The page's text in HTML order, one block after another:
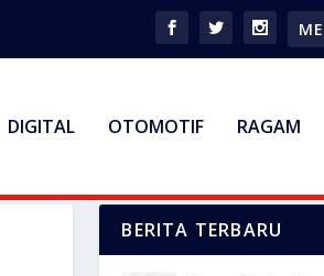
DIGITAL OTOMOTIF RAGAM
BERITA TERBARU